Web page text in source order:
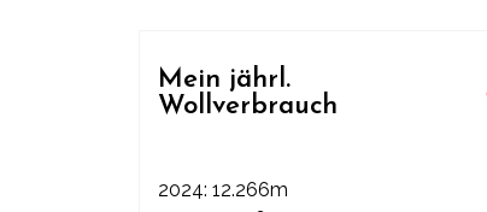
Mein jährl.
Wollverbrauch
2024: 12.266m